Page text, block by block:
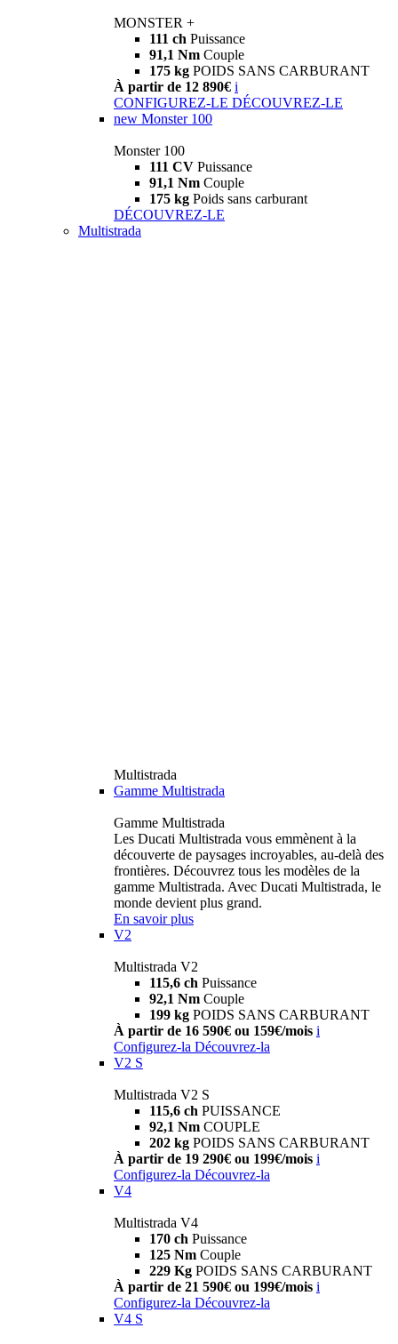
MONSTER +
111 ch Puissance
91,1 Nm Couple
175 kg POIDS SANS CARBURANT
À partir de 12 890€ i
CONFIGUREZ-LE DÉCOUVREZ-LE
new Monster 100
Monster 100
111 CV Puissance
91,1 Nm Couple
175 kg Poids sans carburant
DÉCOUVREZ-LE
Multistrada
Multistrada
Gamme Multistrada
Gamme Multistrada
Les Ducati Multistrada vous emmènent à la
découverte de paysages incroyables, au-delà des
frontières. Découvrez tous les modèles de la
gamme Multistrada. Avec Ducati Multistrada, le
monde devient plus grand.
En savoir plus
V2
Multistrada V2
115,6 ch Puissance
92,1 Nm Couple
199 kg POIDS SANS CARBURANT
À partir de 16 590€ ou 159€/mois i
Configurez-la Découvrez-la
V2 S
Multistrada V2 S
115,6 ch PUISSANCE
92,1 Nm COUPLE
202 kg POIDS SANS CARBURANT
À partir de 19 290€ ou 199€/mois i
Configurez-la Découvrez-la
V4
Multistrada V4
170 ch Puissance
125 Nm Couple
229 Kg POIDS SANS CARBURANT
À partir de 21 590€ ou 199€/mois i
Configurez-la Découvrez-la
V4 S